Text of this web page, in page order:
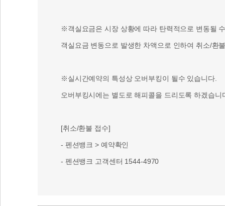
※객실요금은 시장 상황에 따라 탄력적으로 변동될
객실요금 변동으로 발생한 차액으로 인하여 취소/환
※실시간예약의 특성상 오버부킹이 될수 있습니다.
오버부킹시에는 별도로 해피콜을 드리도록 하겠습니
[취소/환불 접수]
- 펜션뱅크 > 예약확인
- 펜션뱅크 고객센터 1544-4970